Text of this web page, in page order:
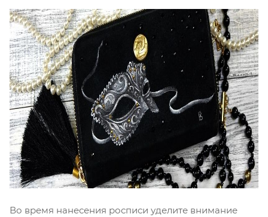
Во время нанесения росписи уделите внимание